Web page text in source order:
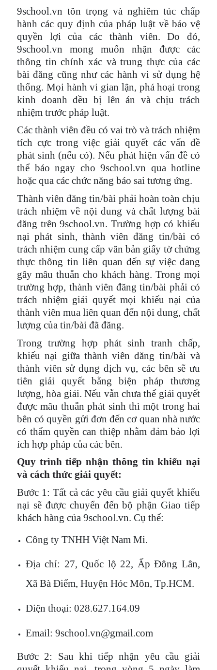
9school.vn tôn trọng và nghiêm túc chấp
hành các quy định của pháp luật về bảo vệ
quyền lợi của các thành viên. Do đó,
9school.vn mong muốn nhận được các
thông tin chính xác và trung thực của các
bài đăng cũng như các hành vi sử dụng hệ
thống. Mọi hành vi gian lận, phá hoại trong
kinh doanh đều bị lên án và chịu trách
nhiệm trước pháp luật.
Các thành viên đều có vai trò và trách nhiệm
tích cực trong việc giải quyết các vấn đề
phát sinh (nếu có). Nếu phát hiện vấn đề có
thể báo ngay cho 9school.vn qua hotline
hoặc qua các chức năng báo sai tương ứng.
Thành viên đăng tin/bài phải hoàn toàn chịu
trách nhiệm về nội dung và chất lượng bài
đăng trên 9school.vn. Trường hợp có khiếu
nại phát sinh, thành viên đăng tin/bài có
trách nhiệm cung cấp văn bản giấy tờ chứng
thực thông tin liên quan đến sự việc đang
gây mâu thuẫn cho khách hàng. Trong mọi
trường hợp, thành viên đăng tin/bài phải có
trách nhiệm giải quyết mọi khiếu nại của
thành viên mua liên quan đến nội dung, chất
lượng của tin/bài đã đăng.
Trong trường hợp phát sinh tranh chấp,
khiếu nại giữa thành viên đăng tin/bài và
thành viên sử dụng dịch vụ, các bên sẽ ưu
tiên giải quyết bằng biện pháp thương
lượng, hòa giải. Nếu vẫn chưa thể giải quyết
được mâu thuẫn phát sinh thì một trong hai
bên có quyền gửi đơn đến cơ quan nhà nước
có thẩm quyền can thiệp nhằm đảm bảo lợi
ích hợp pháp của các bên.
Quy trình tiếp nhận thông tin khiếu nại
và cách thức giải quyết:
Bước 1: Tất cả các yêu cầu giải quyết khiếu
nại sẽ được chuyển đến bộ phận Giao tiếp
khách hàng của 9school.vn. Cụ thể:
Công ty TNHH Việt Nam Mi.
Địa chỉ: 27, Quốc lộ 22, Ấp Đông Lân,
Xã Bà Điểm, Huyện Hóc Môn, Tp.HCM.
Điện thoại: 028.627.164.09
Email: 9school.vn@gmail.com
Bước 2: Sau khi tiếp nhận yêu cầu giải